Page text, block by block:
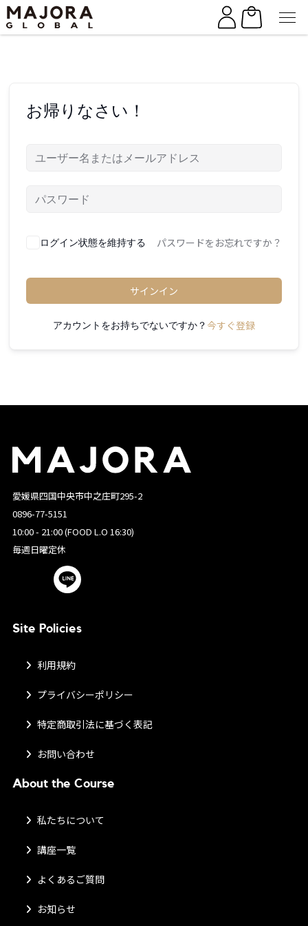
Skip
Skip
お帰りなさい！
ログイン状態を維持する パスワードをお忘れですか？
サインイン
アカウントをお持ちでないですか？ 今すぐ登録
愛媛県四国中央市中之庄町295-2
0896-77-5151
10:00 - 21:00 (FOOD L.O 16:30)
毎週日曜定休
Site Policies
利用規約
プライバシーポリシー
特定商取引法に基づく表記
お問い合わせ
About the Course
私たちについて
講座一覧
よくあるご質問
お知らせ